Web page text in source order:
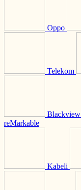
Oppo
Telekom
Blackview
reMarkable
Kabeli